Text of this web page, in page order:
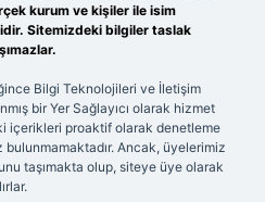
kurum ve kişiler ile isim
Sitemizdeki bilgiler taslak
Bilgi Teknolojileri ve İletişim
bir Yer Sağlayıcı olarak hizmet
içerikleri proaktif olarak denetleme
Ancak, üyelerimiz
taşımakta olup, siteye üye olarak